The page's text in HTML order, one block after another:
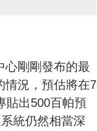
心剛剛發布的最
情況，預估將在7
貼出500百帕預
統仍然相當深